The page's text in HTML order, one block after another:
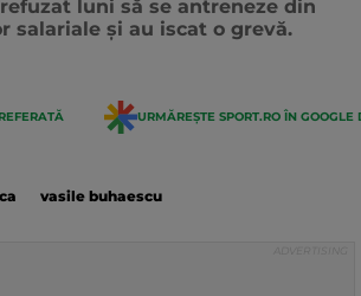
luni să se antreneze din
salariale și au iscat o grevă.
URMĂREȘTE SPORT.RO ÎN GOOGLE
vasile buhaescu